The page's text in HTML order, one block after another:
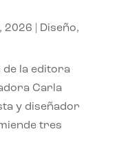
2026 Diseño,
de la editora
Carla
y diseñador
tres